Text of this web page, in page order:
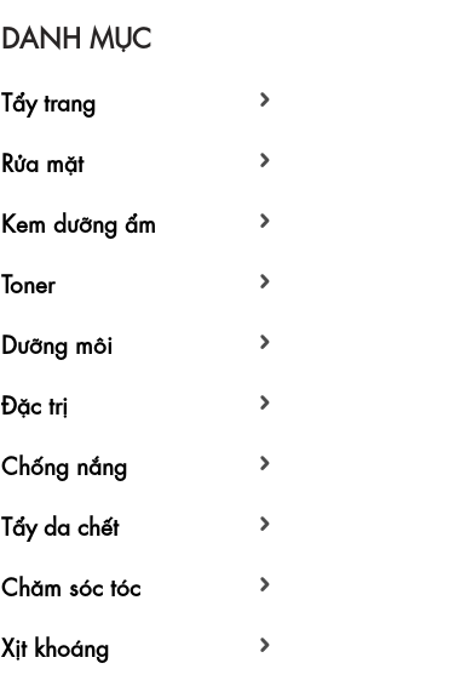
DANH MỤC
Tẩy trang
Rửa mặt
Kem dưỡng ẩm
Toner
Dưỡng môi
Đặc trị
Chống nắng
Tẩy da chết
Chăm sóc tóc
Xịt khoáng